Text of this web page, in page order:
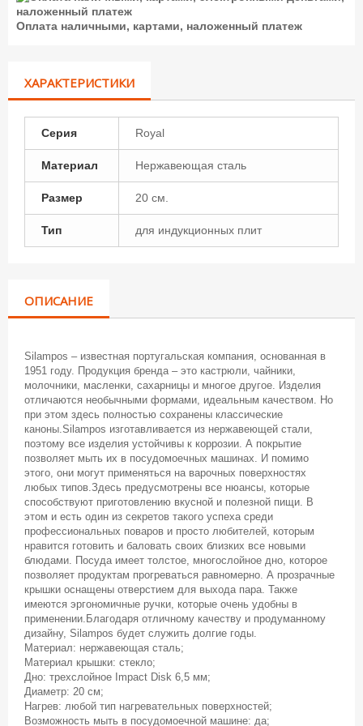
Оплата наличными, картами, наложенный платеж
ХАРАКТЕРИСТИКИ
Серия Royal
Материал Нержавеющая сталь
Размер 20 см.
Тип для индукционных плит
ОПИСАНИЕ
Silampos – известная португальская компания, основанная в
1951 году. Продукция бренда – это кастрюли, чайники,
молочники, масленки, сахарницы и многое другое. Изделия
отличаются необычными формами, идеальным качеством. Но
при этом здесь полностью сохранены классические
каноны.Silampos изготавливается из нержавеющей стали,
поэтому все изделия устойчивы к коррозии. А покрытие
позволяет мыть их в посудомоечных машинах. И помимо
этого, они могут применяться на варочных поверхностях
любых типов.Здесь предусмотрены все нюансы, которые
способствуют приготовлению вкусной и полезной пищи. В
этом и есть один из секретов такого успеха среди
профессиональных поваров и просто любителей, которым
нравится готовить и баловать своих близких все новыми
блюдами. Посуда имеет толстое, многослойное дно, которое
позволяет продуктам прогреваться равномерно. А прозрачные
крышки оснащены отверстием для выхода пара. Также
имеются эргономичные ручки, которые очень удобны в
применении.Благодаря отличному качеству и продуманному
дизайну, Silampos будет служить долгие годы.
Материал: нержавеющая сталь;
Материал крышки: стекло;
Дно: трехслойное Impact Disk 6,5 мм;
Диаметр: 20 см;
Нагрев: любой тип нагревательных поверхностей;
Возможность мыть в посудомоечной машине: да;